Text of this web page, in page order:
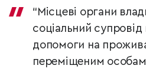
“Місцеві органи
соціальний
допомоги на
переміщеним